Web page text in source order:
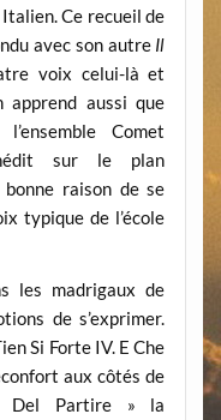
Ce recueil de
avec son autre Il
voix celui-là et
aussi que
Comet
sur le plan
bonne raison de se
typique de l’école
les madrigaux de
de s’exprimer.
Si Forte IV. E Che
aux côtés de
Del Partire » la